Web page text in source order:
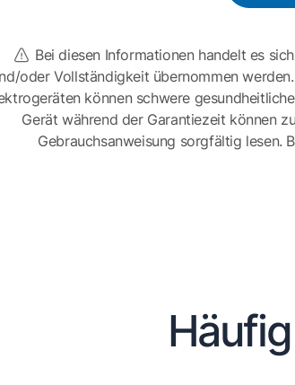
Bei diesen Informationen handelt es
oder Vollständigkeit übernommen
können schwere
Gerät während der Garantiezeit können
Gebrauchsanweisung sorgfältig lesen.